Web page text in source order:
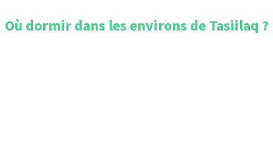
Où dormir dans les environs deTasiilaq ?